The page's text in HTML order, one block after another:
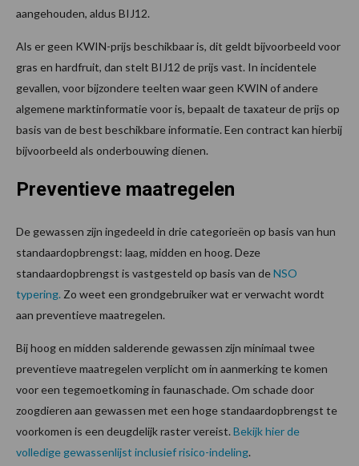
aangehouden, aldus BIJ12.
Als er geen KWIN-prijs beschikbaar is, dit geldt bijvoorbeeld voor
gras en hardfruit, dan stelt BIJ12 de prijs vast. In incidentele
gevallen, voor bijzondere teelten waar geen KWIN of andere
algemene marktinformatie voor is, bepaalt de taxateur de prijs op
basis van de best beschikbare informatie. Een contract kan hierbij
bijvoorbeeld als onderbouwing dienen.
Preventieve maatregelen
De gewassen zijn ingedeeld in drie categorieën op basis van hun
standaardopbrengst: laag, midden en hoog. Deze
standaardopbrengst is vastgesteld op basis van deNSO
typering. Zo weet een grondgebruiker wat er verwacht wordt
aan preventieve maatregelen.
Bij hoog en midden salderende gewassen zijn minimaal twee
preventieve maatregelen verplicht om in aanmerking te komen
voor een tegemoetkoming in faunaschade. Om schade door
zoogdieren aan gewassen met een hoge standaardopbrengst te
voorkomen is een deugdelijk raster vereist. Bekijk hier de
volledige gewassenlijst inclusief risico-indeling.